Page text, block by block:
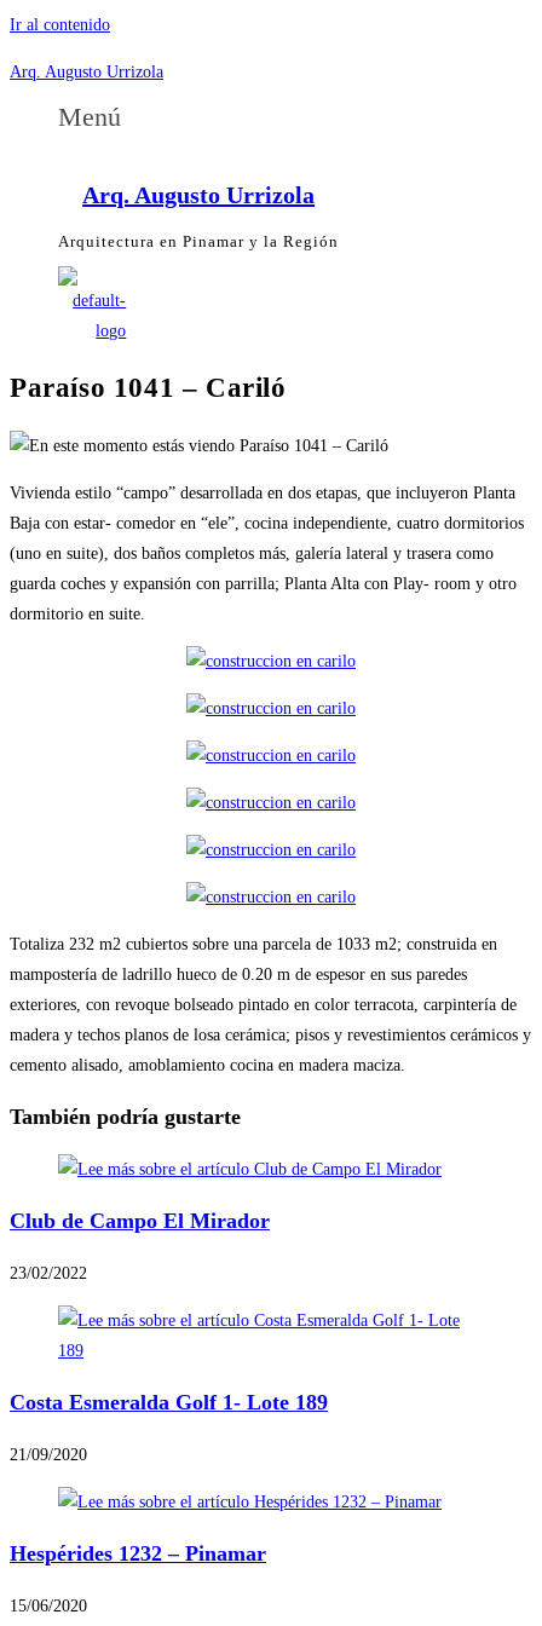
Ir al contenido
Arq. Augusto Urrizola
Menú
Arq. Augusto Urrizola
Arquitectura en Pinamar y la Región
Paraíso 1041 – Cariló
Vivienda estilo “campo” desarrollada en dos etapas, que incluyeron Planta
Baja con estar- comedor en “ele”, cocina independiente, cuatro dormitorios
(uno en suite), dos baños completos más, galería lateral y trasera como
guarda coches y expansión con parrilla; Planta Alta con Play- room y otro
dormitorio en suite.
Totaliza 232 m2 cubiertos sobre una parcela de 1033 m2; construida en
mampostería de ladrillo hueco de 0.20 m de espesor en sus paredes
exteriores, con revoque bolseado pintado en color terracota, carpintería de
madera y techos planos de losa cerámica; pisos y revestimientos cerámicos y
cemento alisado, amoblamiento cocina en madera maciza.
También podría gustarte
Club de Campo El Mirador
23/02/2022
Costa Esmeralda Golf 1- Lote 189
21/09/2020
Hespérides 1232 – Pinamar
15/06/2020